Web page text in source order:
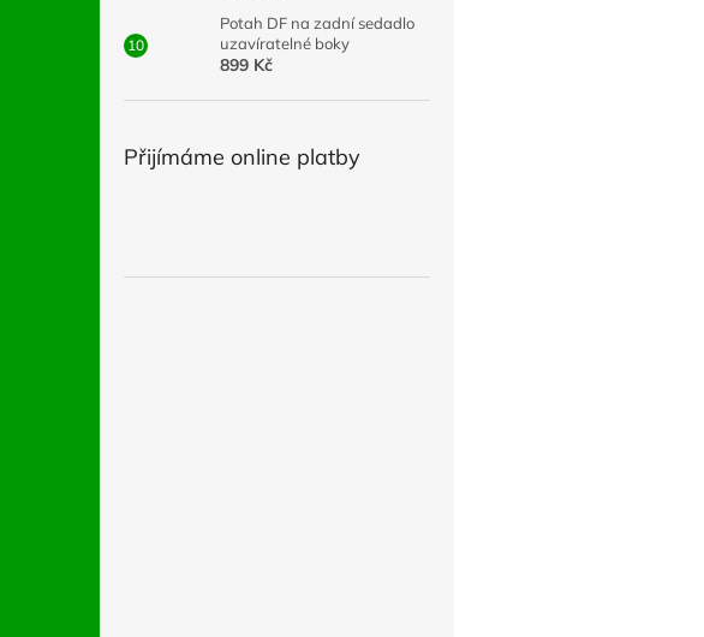
Potah DF na zadní sedadlo
uzavíratelné boky
899 Kč
Přijímáme online platby